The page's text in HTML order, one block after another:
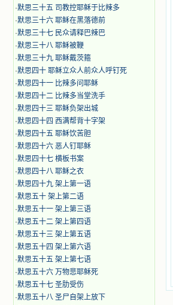
·默思三十五 司教控耶稣于比辣多
·默思三十六 耶稣在黑落德前
·默思三十七 民众请释巴辣巴
·默思三十八 耶稣被鞭
·默思三十九 耶稣戴茨箍
·默思四十 耶稣立众人前众人呼钉死
·默思四十一 比辣多问耶稣
·默思四十二 比辣多当堂洗手
·默思四十三 耶稣负架出城
·默思四十四 西满帮背十字架
·默思四十五 耶稣饮苦胆
·默思四十六 恶人钉耶稣
·默思四十七 横板书案
·默思四十八 耶稣之衣
·默思四十九 架上第一语
·默思五十 架上第二语
·默思五十一 架上第三语
·默思五十二 架上第四语
·默思五十三 架上第五语
·默思五十四 架上第六语
·默思五十五 架上第七语
·默思五十六 万物悲耶稣死
·默思五十七 圣肋受伤
·默思五十八 圣尸自架上放下